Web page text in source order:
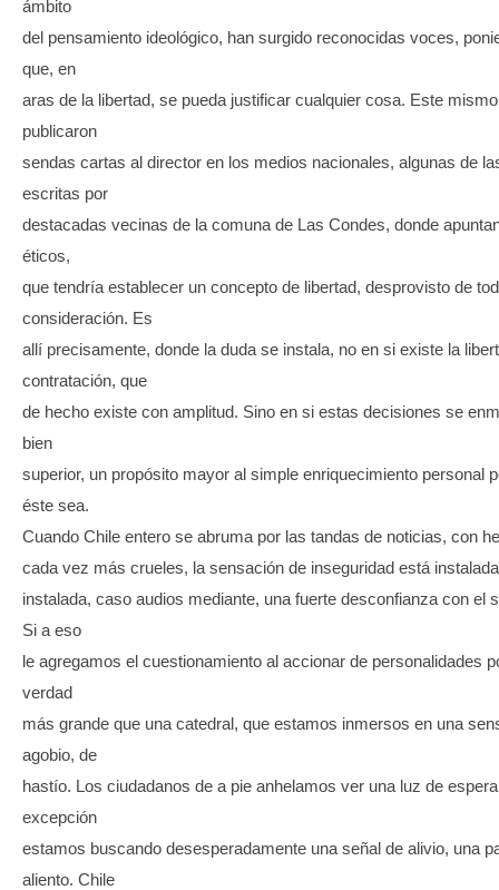
ámbito
del pensamiento ideológico, han surgido reconocidas voces,
que, en
aras de la libertad, se pueda justificar cualquier cosa. Este
publicaron
sendas cartas al director en los medios nacionales, algunas de
escritas por
destacadas vecinas de la comuna de Las Condes, donde
éticos,
que tendría establecer un concepto de libertad, desprovisto de
consideración. Es
allí precisamente, donde la duda se instala, no en si existe la
contratación, que
de hecho existe con amplitud. Sino en si estas decisiones se
bien
superior, un propósito mayor al simple enriquecimiento personal
éste sea.
Cuando Chile entero se abruma por las tandas de noticias, con
cada vez más crueles, la sensación de inseguridad está
instalada, caso audios mediante, una fuerte desconfianza con el
Si a eso
le agregamos el cuestionamiento al accionar de personalidades
verdad
más grande que una catedral, que estamos inmersos en una
agobio, de
hastío. Los ciudadanos de a pie anhelamos ver una luz de
excepción
estamos buscando desesperadamente una señal de alivio, una
aliento. Chile